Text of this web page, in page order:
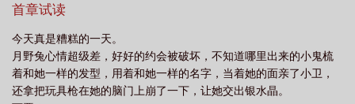
胆小毫无警惕心，长着一颗恋爱脑还不幸眼瞎但后来：兔兔果然是
式华丽的机制怪双方都觉得对方很离谱以及……奇迹会发生小兔脱
离了糟糕的未来猫咪得到了全新的过去他们一起追逐新的星辰大海
站在高耸入云的世界树之上5T5很难想象这居然是棵缺乏营养的树苗
咒术师？不！他是猎人！什么是只为了满足自己战斗欲望的变态？
首章试读
今天真是糟糕的一天。
月野兔心情超级差，好好的约会被破坏，不知道哪里出来的小鬼梳
着和她一样的发型，用着和她一样的名字，当着她的面亲了小卫，
还拿把玩具枪在她的脑门上崩了一下，让她交出银水晶。